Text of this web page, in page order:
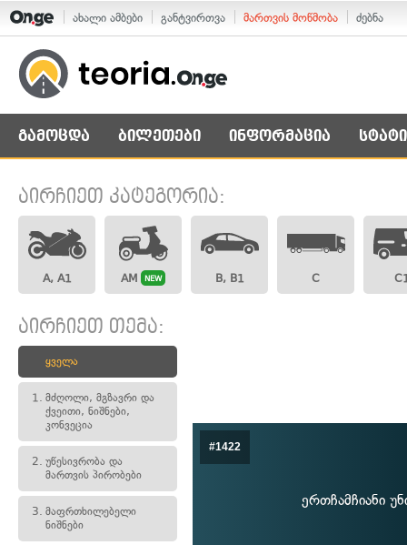
ახალი ამბები განტვირთვა მართვის მოწმობა ძებნა
გამოცდა ბილეთები ინფორმაცია
აირჩიეთ კატეგორია:
A, A1 AM NEW B, B1 C
აირჩიეთ თემა:
ყველა
1. მძღოლი, მგზავრი და
ქვეითი, ნიშნები,
კონვეცია
2. უწესივრობა და
მართვის პირობები
3. მაფრთხილებელი
ნიშნები
#1422
ერთჩამჩიანი